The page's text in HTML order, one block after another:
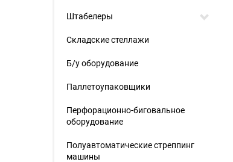
Штабелеры
Складские стеллажи
Б/у оборудование
Паллетоупаковщики
Перфорационно-биговальное
оборудование
Полуавтоматические стреппинг
машины